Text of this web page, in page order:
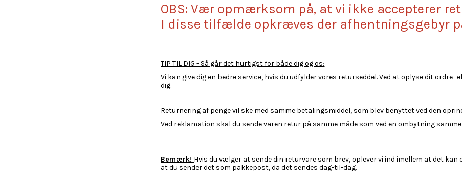
OBS: Vær opmærksom på, at vi ikke accepterer
I disse tilfælde opkræves der afhentningsgebyr
TIP TIL DIG - Så går det hurtigst for både dig og os:
Vi kan give dig en bedre service, hvis du udfylder vores returseddel. Ved at oplyse dit
dig.
Returnering af penge vil ske med samme betalingsmiddel, som blev benyttet ved den
Ved reklamation skal du sende varen retur på samme måde som ved en ombytning
Bemærk! Hvis du vælger at sende din returvare som brev, oplever vi ind imellem at det
at du sender det som pakkepost, da det sendes dag-til-dag.